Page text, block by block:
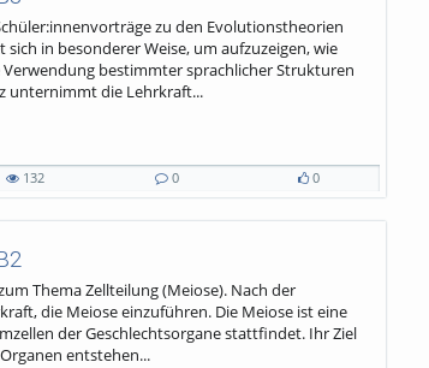
zu den Evolutionstheorien
in besonderer Weise, um aufzuzeigen, wie
bestimmter sprachlicher Strukturen
unternimmt die Lehrkraft...
132
0
0
Thema Zellteilung (Meiose). Nach der
die Meiose einzuführen. Die Meiose ist eine
der Geschlechtsorgane stattfindet. Ihr Ziel
entstehen...